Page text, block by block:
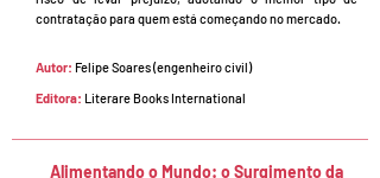
contratação para quem está começando no mercado.
Autor: Felipe Soares (engenheiro civil)
Editora: Literare Books International
Alimentando o Mundo: o Surgimento da